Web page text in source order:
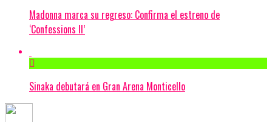
Madonna marca su regreso: Confirma el estreno de
‘Confessions II’
Sinaka debutará en Gran Arena Monticello